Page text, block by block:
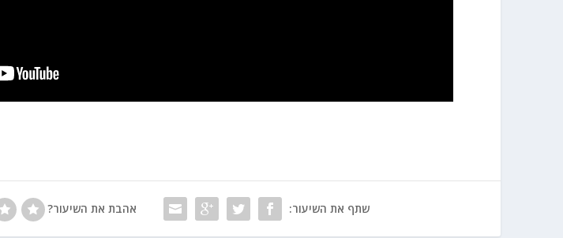
שתף את השיעור: אהבת את השיעור?